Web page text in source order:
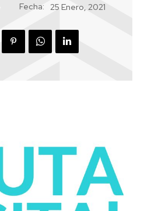
Fecha: 25 Enero, 2021